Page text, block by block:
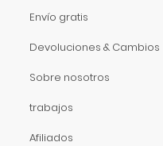
Envío gratis
Devoluciones & Cambios
Sobre nosotros
trabajos
Afiliados